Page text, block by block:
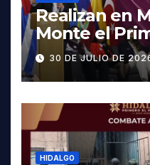
Realizan en
Monte el
contra la
30 DE JULIO DE
HIDALGO